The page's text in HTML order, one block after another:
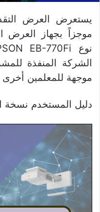
يستعرض العرض
موجزاً بجهاز العرض
الشركة المنفذة
موجهة للمعلمين
دليل المستخدم نسخة